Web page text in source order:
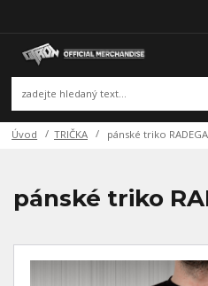
Úvod TRIČKA pánské triko
pánské triko